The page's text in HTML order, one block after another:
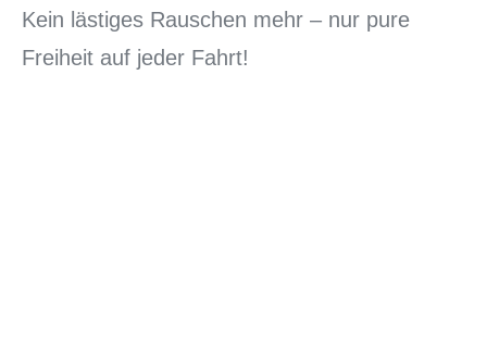
Kein lästiges Rauschen mehr – nur pure
Freiheit auf jeder Fahrt!